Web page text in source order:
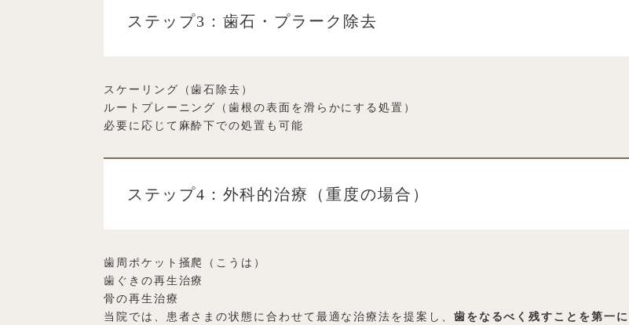
ステップ3：歯石・プラーク除去
スケーリング（歯石除去）
ルートプレーニング（歯根の表面を滑らかにする処置）
必要に応じて麻酔下での処置も可能
ステップ4：外科的治療（重度の場合）
歯周ポケット掻爬（こうは）
歯ぐきの再生治療
骨の再生治療
当院では、患者さまの状態に合わせて最適な治療法を提案し、 歯をなるべく残すことを第一に